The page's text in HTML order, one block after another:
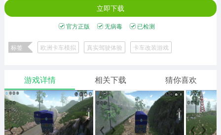
手游辅助
1959款应用
二次元
模拟经营
传奇手游
仙侠手游
485款应用
手赚网赚
446款应用
绝地求生
34款应用
三国游戏
我的世界
像素游戏
立即下载
官方正版 无病毒 已检测
标签 欧洲卡车模拟 真实驾驶体验
卡车改装游戏
游戏详情 相关下载 猜你喜欢